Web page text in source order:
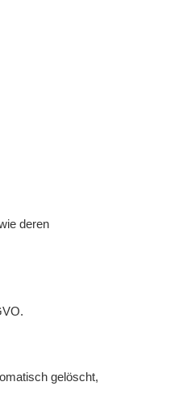
deren
gelöscht,